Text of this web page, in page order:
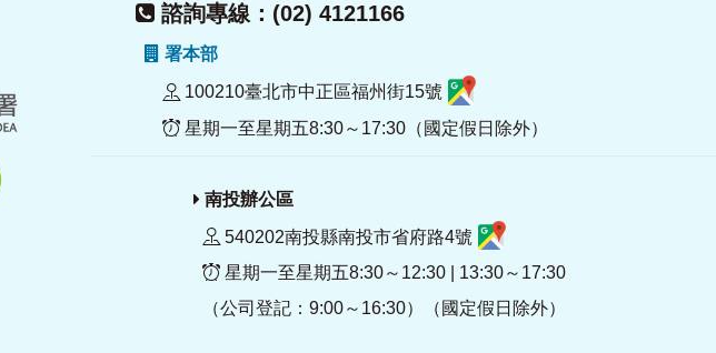
諮詢專線：(02) 4121166
署本部
100210臺北市中正區福州街15號
星期一至星期五8:30～17:30（國定假日除外）
南投辦公區
540202南投縣南投市省府路4號
星期一至星期五8:30～12:30 | 13:30～17:30
（公司登記：9:00～16:30）（國定假日除外）